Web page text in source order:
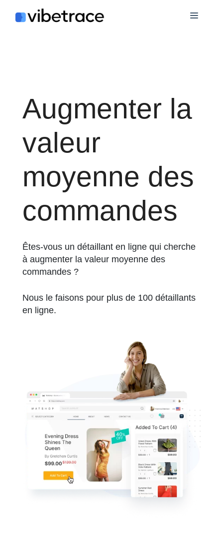
Menu
Augmenter la
valeur
moyenne des
commandes
Êtes-vous un détaillant en ligne qui cherche
à augmenter la valeur moyenne des
commandes ?
Nous le faisons pour plus de 100 détaillants
en ligne.